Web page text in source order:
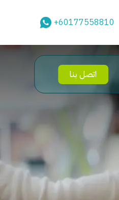
+60177558810
اتصل بنا